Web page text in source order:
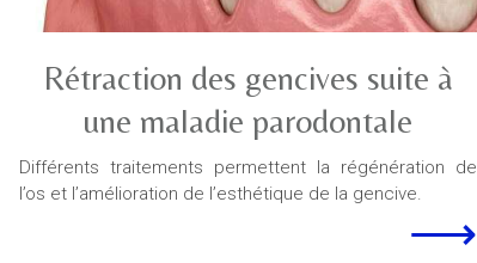
Rétraction des gencives suite à
une maladie parodontale
Différents traitements permettent la régénération de
l’os et l’amélioration de l’esthétique de la gencive.
⟶